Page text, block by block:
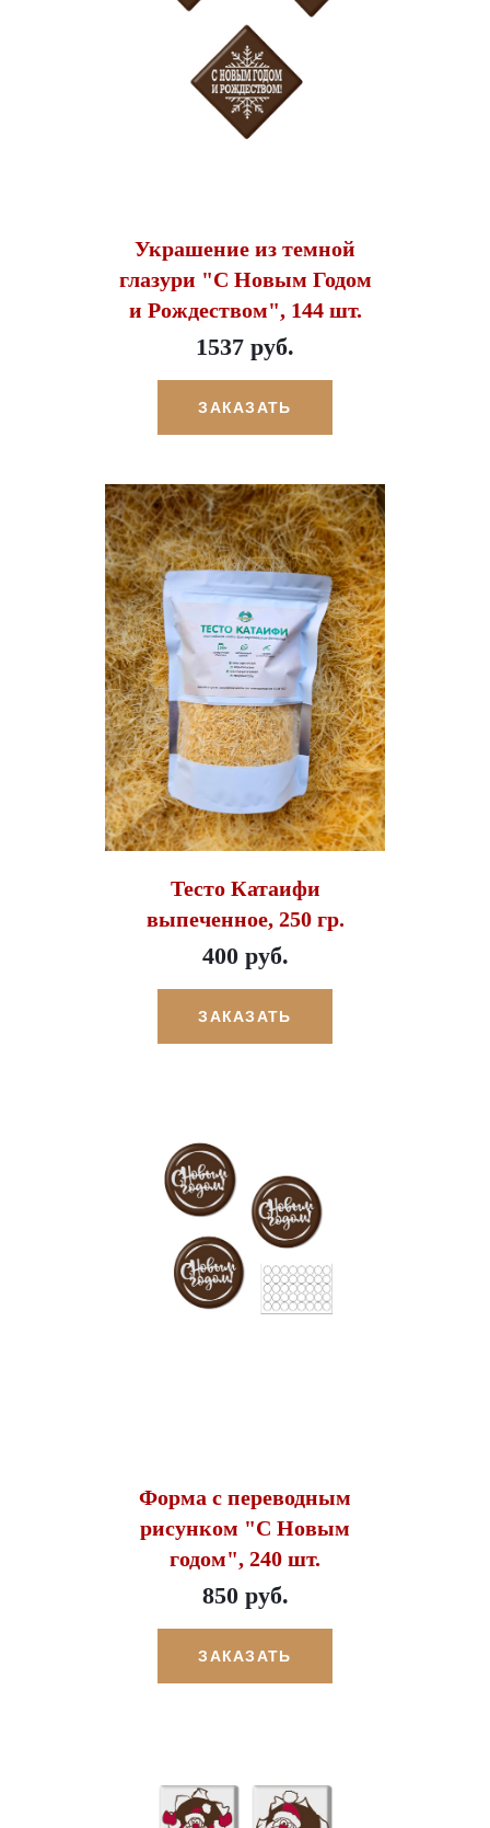
Украшение из темной
глазури "С Новым Годом
и Рождеством", 144 шт.
1537 руб.
ЗАКАЗАТЬ
Тесто Катаифи
выпеченное, 250 гр.
400 руб.
ЗАКАЗАТЬ
Форма с переводным
рисунком "С Новым
годом", 240 шт.
850 руб.
ЗАКАЗАТЬ